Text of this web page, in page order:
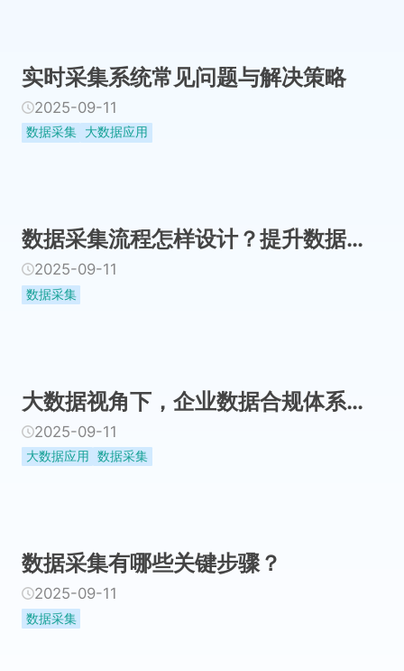
实时采集系统常见问题与解决策略
2025-09-11
数据采集 大数据应用
数据采集流程怎样设计？提升数据质量的实战方法论
2025-09-11
数据采集
大数据视角下，企业数据合规体系搭建与应对策略
2025-09-11
大数据应用 数据采集
数据采集有哪些关键步骤？
2025-09-11
数据采集